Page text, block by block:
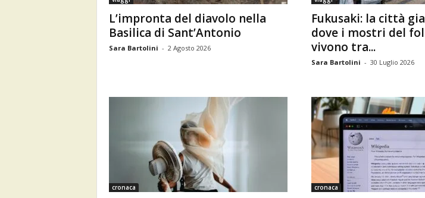
L’impronta del diavolo nella
Basilica di Sant’Antonio
Sara Bartolini - 2 Agosto 2026
Fukusaki: la città
dove i mostri del
vivono tra...
Sara Bartolini - 30 Luglio 2026
cronaca cronaca